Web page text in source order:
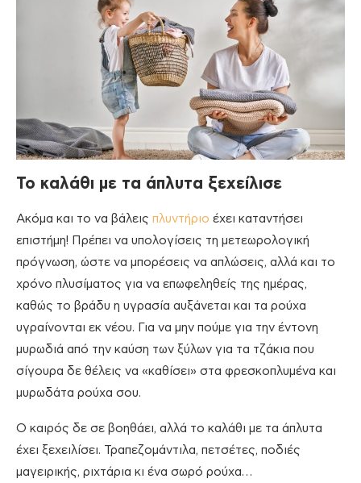
Το καλάθι με τα άπλυτα ξεχείλισε
Ακόμα και το να βάλεις πλυντήριο έχει καταντήσει
επιστήμη! Πρέπει να υπολογίσεις τη μετεωρολογική
πρόγνωση, ώστε να μπορέσεις να απλώσεις, αλλά και το
χρόνο πλυσίματος για να επωφεληθείς της ημέρας,
καθώς το βράδυ η υγρασία αυξάνεται και τα ρούχα
υγραίνονται εκ νέου. Για να μην πούμε για την έντονη
μυρωδιά από την καύση των ξύλων για τα τζάκια που
σίγουρα δε θέλεις να «καθίσει» στα φρεσκοπλυμένα και
μυρωδάτα ρούχα σου.
Ο καιρός δε σε βοηθάει, αλλά το καλάθι με τα άπλυτα
έχει ξεχειλίσει. Τραπεζομάντιλα, πετσέτες, ποδιές
μαγειρικής, ριχτάρια κι ένα σωρό ρούχα…